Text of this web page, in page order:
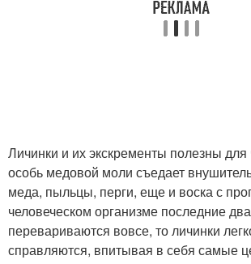
Личинки и их экскременты полезны
особь медовой моли съедает
меда, пыльцы, перги, еще и воска с
человеческом организме последние
перевариваются вовсе, то личинки
справляются, впитывая в себя самые